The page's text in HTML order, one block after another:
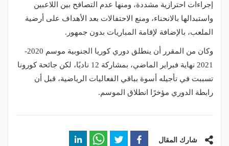
إجراءات احترازية مشددة، ومنها عدم التصافح بين اللاعبين
واستبدالها بالانحناء، ومنع الاحتفالات بعد الأهداف على أرضية
الملعب، بالإضافة لإقامة المباريات بدون جمهور.
وكان من المقرر أن ينطلق دوري كوريا الجنوبية موسم 2020-
2021 نهاية فبراير الماضي، بمشاركة 12 ناديًا، لكن جائحة كورونا
تسببت في تأجيله أسوة بباقي الفعاليات الرياضية، قبل أن
رابطة الدوري مؤخرًا انطلاق الموسم.
شارك المقال